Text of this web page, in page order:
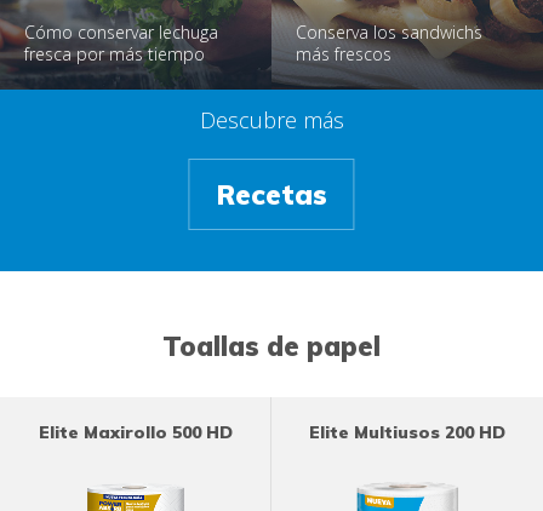
Cómo conservar lechuga
fresca por más tiempo
Conserva los sandwichs
más frescos
Descubre más
Recetas
Toallas de papel
Elite Maxirollo 500 HD Elite Multiusos 200 HD